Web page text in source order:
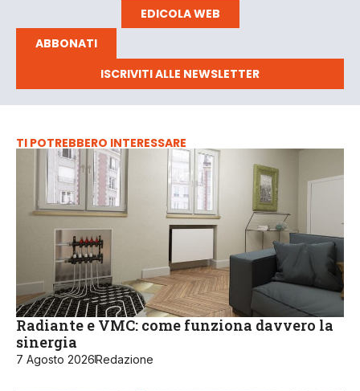
EDICOLA WEB
ABBONATI
ISCRIVITI ALLE NEWSLETTER
TI POTREBBERO INTERESSARE
Radiante e VMC: come funziona davvero la
sinergia
7 Agosto 2026Redazione